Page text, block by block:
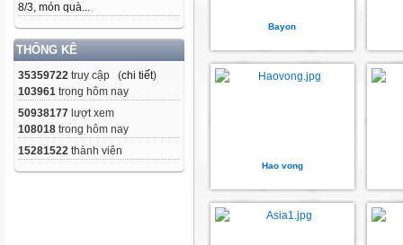
8/3, món quà...
THỐNG KÊ
35359722 truy cập (chi tiết)
103961 trong hôm nay
50938177 lượt xem
108018 trong hôm nay
15281522 thành viên
Bayon
Hao vong